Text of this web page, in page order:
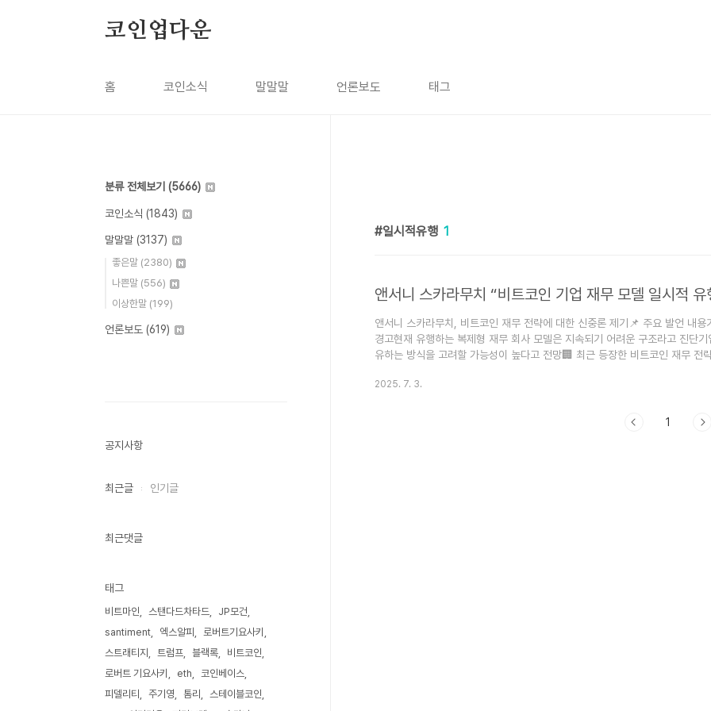
코인업다운
홈 코인소식 말말말 언론보도 태그
일시적유행 1
앤서니 스카라무치 “비트코인 기업 재무 모델 일시적
앤서니 스카라무치, 비트코인 재무 전략에 대한 신중론 제기📌 주요 발언 내
경고현재 유행하는 복제형 재무 회사 모델은 지속되기 어려운 구조라고 진단
유하는 방식을 고려할 가능성이 높다고 전망🏢 최근 등장한 비트코인 재무
행하는 기업가스카라무치는 세일러의 전략을 긍정적으로 보면서도, 다른 기업
2025. 7. 3.
1
분류 전체보기 (5666)
코인소식 (1843)
말말말 (3137)
좋은말 (2380)
나쁜말 (556)
이상한말 (199)
언론보도 (619)
공지사항
최근글 인기글
최근댓글
태그
비트마인 스탠다드차타드
JP모건
santiment
엑스알피
로버트기요사키
스트래티지
트럼프 블랙록
비트코인
로버트 기요사키
eth
코인베이스
피델리티
주기영 톰리
스테이블코인